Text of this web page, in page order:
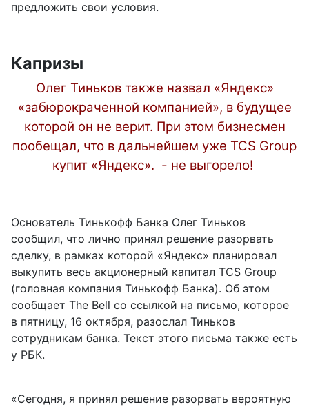
предложить свои условия.
Капризы
Олег Тиньков также назвал «Яндекс»
«забюрокраченной компанией», в будущее
которой он не верит. При этом бизнесмен
пообещал, что в дальнейшем уже TCS Group
купит «Яндекс». - не выгорело!
Основатель Тинькофф Банка Олег Тиньков
сообщил, что лично принял решение разорвать
сделку, в рамках которой «Яндекс» планировал
выкупить весь акционерный капитал TCS Group
(головная компания Тинькофф Банка). Об этом
сообщает The Bell со ссылкой на письмо, которое
в пятницу, 16 октября, разослал Тиньков
сотрудникам банка. Текст этого письма также есть
у РБК.
«Сегодня, я принял решение разорвать вероятную